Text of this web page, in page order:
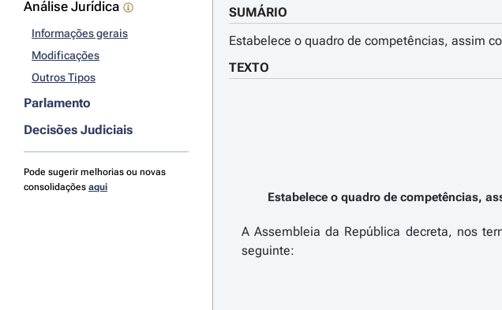
Análise Jurídica
Informações gerais
Modificações
Outros Tipos
Parlamento
Decisões Judiciais
Pode sugerir melhorias ou novas
consolidações aqui
SUMÁRIO
Estabelece o quadro de competências, assim
TEXTO
Estabelece o quadro de competências,
A Assembleia da República decreta, nos
seguinte: